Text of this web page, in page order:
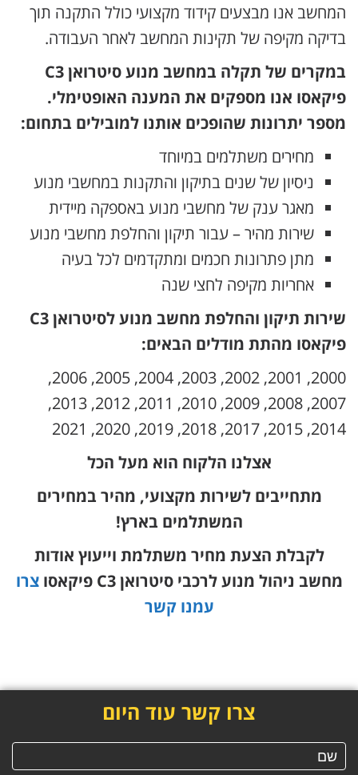
המחשב אנו מבצעים קידוד מקצועי כולל התקנה תוך
בדיקה מקיפה של תקינות המחשב לאחר העבודה.
במקרים של תקלה במחשב מנוע סיטרואן C3
פיקאסו אנו מספקים את המענה האופטימלי.
מספר יתרונות שהופכים אותנו למובילים בתחום:
מחירים משתלמים במיוחד
ניסיון של שנים בתיקון והתקנות במחשבי מנוע
מאגר ענק של מחשבי מנוע באספקה מיידית
שירות מהיר – עבור תיקון והחלפת מחשבי מנוע
מתן פתרונות חכמים ומתקדמים לכל בעיה
אחריות מקיפה לחצי שנה
שירות תיקון והחלפת מחשב מנוע לסיטרואן C3
פיקאסו מהתת מודלים הבאים:
2000, 2001, 2002, 2003, 2004, 2005, 2006,
2007, 2008, 2009, 2010, 2011, 2012, 2013,
2014, 2015, 2017, 2018, 2019, 2020, 2021
אצלנו הלקוח הוא מעל הכל
מתחייבים לשירות מקצועי, מהיר במחירים
המשתלמים בארץ!
לקבלת הצעת מחיר משתלמת וייעוץ אודות
מחשב ניהול מנוע לרכבי סיטרואן C3 פיקאסו
צרו
עמנו קשר
צרו קשר עוד היום